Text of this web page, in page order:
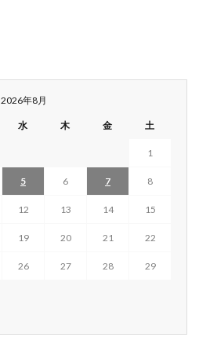
2026年8月
水 木 金 土
1
5 6 7 8
12 13 14 15
19 20 21 22
26 27 28 29